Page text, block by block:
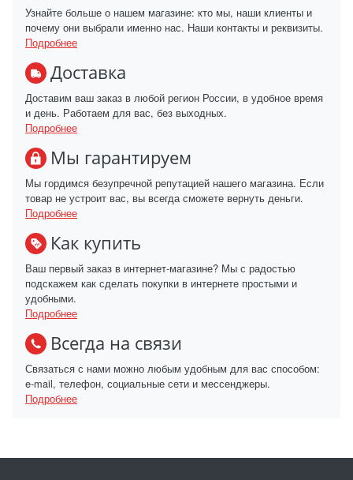
Узнайте больше о нашем магазине: кто мы, наши клиенты и
почему они выбрали именно нас. Наши контакты и реквизиты.
Подробнее
Доставка
Доставим ваш заказ в любой регион России, в удобное время
и день. Работаем для вас, без выходных.
Подробнее
Мы гарантируем
Мы гордимся безупречной репутацией нашего магазина. Если
товар не устроит вас, вы всегда сможете вернуть деньги.
Подробнее
Как купить
Ваш первый заказ в интернет-магазине? Мы с радостью
подскажем как сделать покупки в интернете простыми и
удобными.
Подробнее
Всегда на связи
Связаться с нами можно любым удобным для вас способом:
e-mail, телефон, социальные сети и мессенджеры.
Подробнее